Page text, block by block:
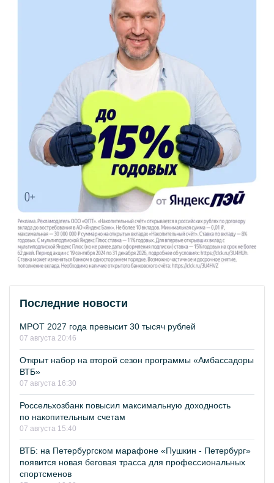
Последние новости
МРОТ 2027 года превысит 30 тысяч рублей
07 августа 20:46
Открыт набор на второй сезон программы «Амбассадоры
ВТБ»
07 августа 16:30
Россельхозбанк повысил максимальную доходность
по накопительным счетам
07 августа 15:40
ВТБ: на Петербургском марафоне «Пушкин - Петербург»
появится новая беговая трасса для профессиональных
спортсменов